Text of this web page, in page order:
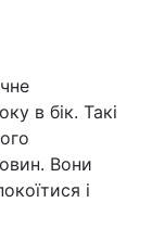
в бік. Такі
Вони
і